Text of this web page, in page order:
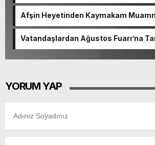
Afşin Heyetinden Kaymakam
Beşikdüzü’nde hayırlı olsun ziyareti.
Vatandaşlardan Ağustos Fuarı’na
YORUM YAP